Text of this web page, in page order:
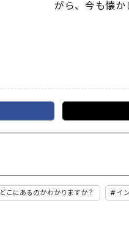
がら、今も懐か
どこにあるのかわかりますか？ イ